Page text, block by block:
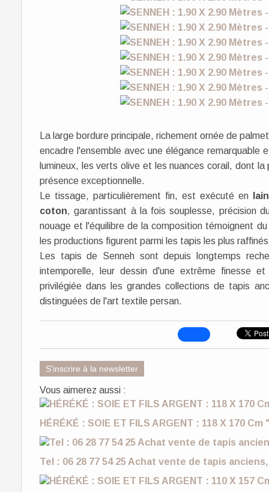
La large bordure principale, richement ornée de
encadre l'ensemble avec une élégance remarquable
lumineux, les verts olive et les nuances corail, dont
présence exceptionnelle.
Le tissage, particulièrement fin, est exécuté en
coton, garantissant à la fois souplesse, précision
nouage et l'équilibre de la composition témoignent
les productions figurent parmi les tapis les plus
Les tapis de Senneh sont depuis longtemps
intemporelle, leur dessin d'une extrême finesse
privilégiée dans les grandes collections de tapis
distinguées de l'art textile persan.
S'inscrire à la newsletter
Vous aimerez aussi :
HÉRÉKÉ : SOIE ET FILS ARGENT : 118 X 170
Tel : 06 28 77 54 25 Achat vente de tapis